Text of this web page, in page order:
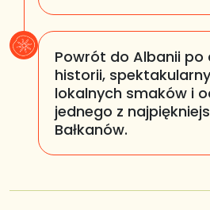
Powrót do Albanii po
historii,
lokalnych smaków i
jednego z
Bałkanów.